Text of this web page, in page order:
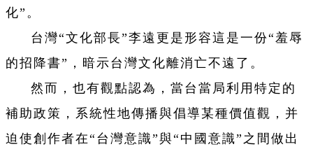
化”。
台灣“文化部長”李遠更是形容這是一份“羞辱
的招降書”，暗示台灣文化離消亡不遠了。
然而，也有觀點認為，當台當局利用特定的
補助政策，系統性地傳播與倡導某種價值觀，并
迫使創作者在“台灣意識”與“中國意識”之間做出